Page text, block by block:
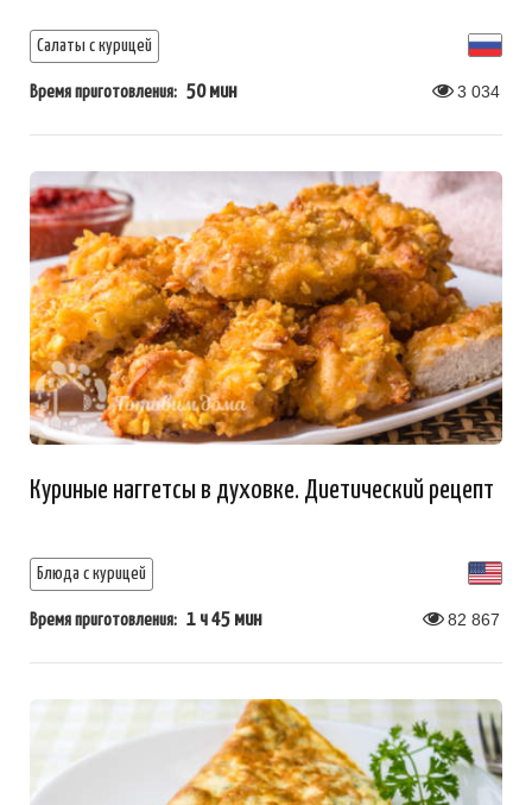
Салаты с курицей
Время приготовления: 50 мин 3 034
Куриные наггетсы в духовке. Диетический рецепт
Блюда с курицей
Время приготовления: 1 ч 45 мин 82 867